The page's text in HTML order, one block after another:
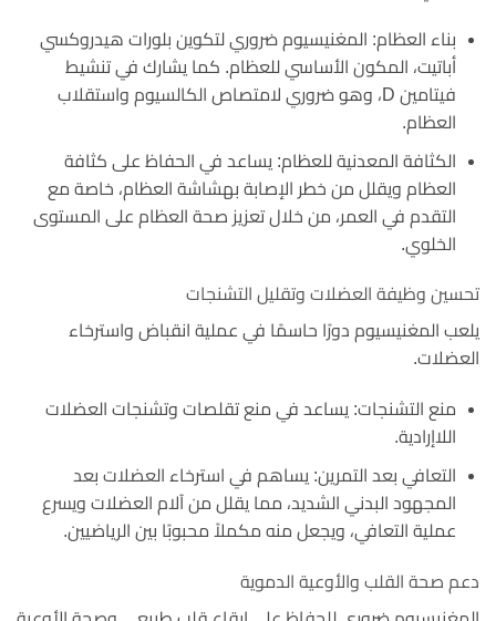
بناء العظام: المغنيسيوم ضروري لتكوين بلورات هيدروكسي
أباتيت، المكون الأساسي للعظام. كما يشارك في تنشيط
فيتامين D، وهو ضروري لامتصاص الكالسيوم واستقلاب
العظام.
الكثافة المعدنية للعظام: يساعد في الحفاظ على كثافة
العظام ويقلل من خطر الإصابة بهشاشة العظام، خاصة مع
التقدم في العمر، من خلال تعزيز صحة العظام على المستوى
الخلوي.
تحسين وظيفة العضلات وتقليل التشنجات
يلعب المغنيسيوم دورًا حاسمًا في عملية انقباض واسترخاء
العضلات.
منع التشنجات: يساعد في منع تقلصات وتشنجات العضلات
اللاإرادية.
التعافي بعد التمرين: يساهم في استرخاء العضلات بعد
المجهود البدني الشديد، مما يقلل من آلام العضلات ويسرع
عملية التعافي، ويجعل منه مكملاً محبوبًا بين الرياضيين.
دعم صحة القلب والأوعية الدموية